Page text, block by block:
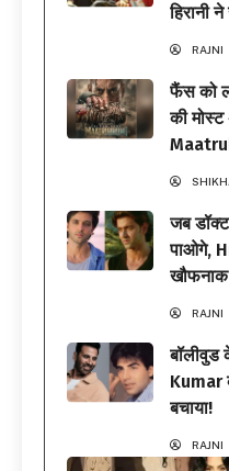
हिरानी
RAJNI
फैंस को
की
जब
पाओगे,
RAJNI
बॉलीवुड
Kumar
बचाया!
RAJNI